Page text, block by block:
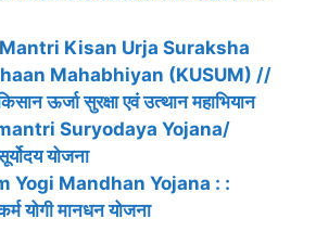
Kisan Urja Suraksha
Mahabhiyan (KUSUM) //
ऊर्जा सुरक्षा एवं उत्थान महाभियान
Suryodaya Yojana/
योजना
Yogi Mandhan Yojana : :
योगी मानधन योजना